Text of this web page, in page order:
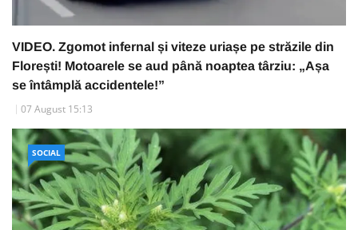
VIDEO. Zgomot infernal și viteze uriașe pe străzile din
Florești! Motoarele se aud până noaptea târziu: „Așa
se întâmplă accidentele!”
07 August 15:13
SOCIAL